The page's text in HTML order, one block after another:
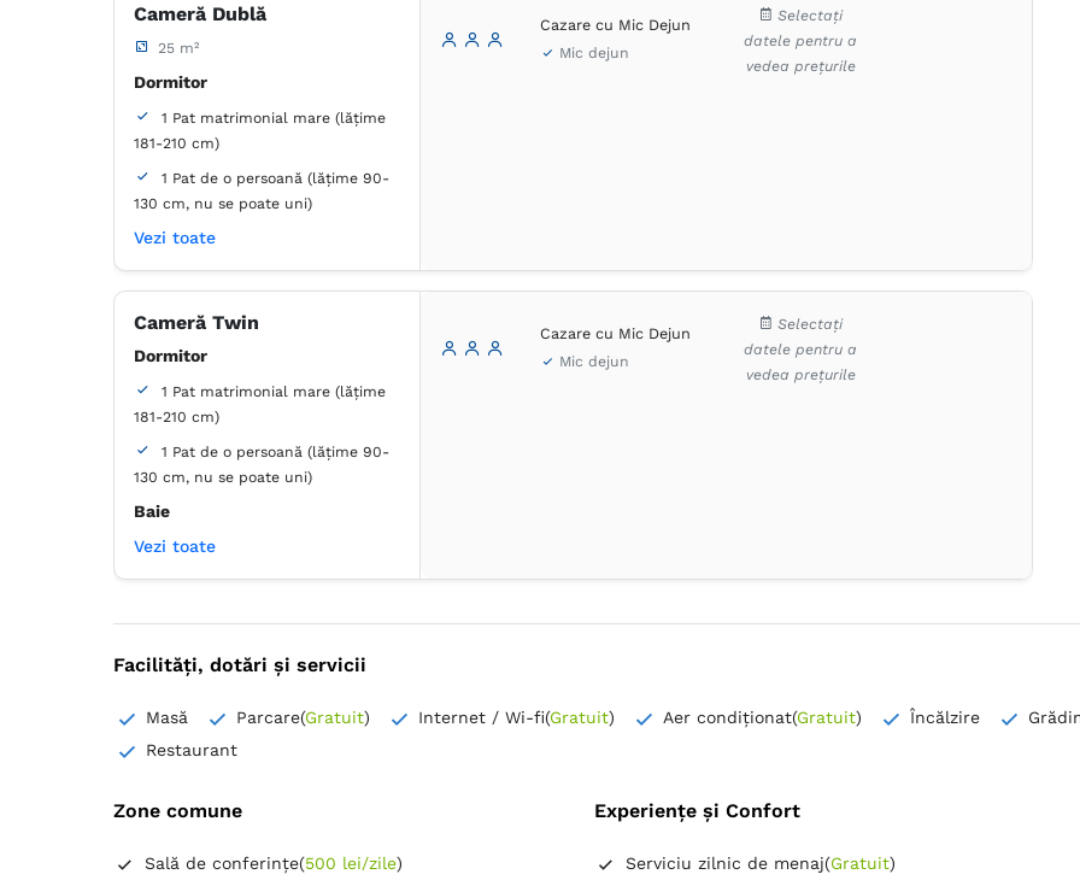
Uscător de păr
Aer condiţionat
Canale prin satelit
Detector de monoxid de carbon
Dulap
Mochetă
Serviciu de streaming (ex.
Netflix)
TV cu ecran plat
Cameră Dublă
25 m²
Dormitor
1 Pat matrimonial mare (lățime
181-210 cm)
1 Pat de o persoană (lățime 90-
130 cm, nu se poate uni)
Baie
Proprie - Duș - Cadă
Articole de toaletă gratuite
Hârtie igienică
Uscător de păr
Aer condiţionat
Canale prin satelit
Detector de monoxid de carbon
Dulap
Masă
TV cu ecran plat
Vezi toate
Cazare cu Mic Dejun
Mic dejun
Selectați
datele pentru a
vedea prețurile
Cameră Twin
Dormitor
1 Pat matrimonial mare (lățime
181-210 cm)
1 Pat de o persoană (lățime 90-
130 cm, nu se poate uni)
Baie
Proprie -
Uscător de păr
Canale prin cablu
Dulap
Lenjerie de pat
Plasă de ţânţari
Serviciu de streaming (ex.
Vezi toate
Cazare cu Mic Dejun
Mic dejun
Selectați
datele pentru a
vedea prețurile
Facilități, dotări și servicii
Masă Parcare(Gratuit) Internet / Wi-fi(Gratuit) Aer condiționat(Gratuit) Încălzire
Restaurant
Zone comune
Sală de conferințe(500 lei/zile)
Experiențe și Confort
Serviciu zilnic de menaj(Gratuit)